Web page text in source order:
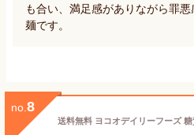
も合い、満足感がありながら罪
麺です。
no. 8